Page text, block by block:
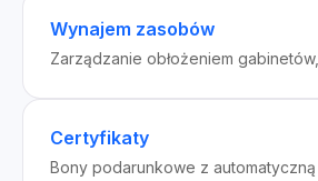
Wynajem zasobów
Zarządzanie obłożeniem
Certyfikaty
Bony podarunkowe z